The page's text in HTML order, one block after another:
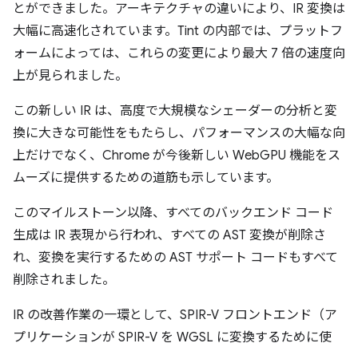
とができました。アーキテクチャの違いにより、IR 変換は
大幅に高速化されています。Tint の内部では、プラットフ
ォームによっては、これらの変更により最大 7 倍の速度向
上が見られました。
この新しい IR は、高度で大規模なシェーダーの分析と変
換に大きな可能性をもたらし、パフォーマンスの大幅な向
上だけでなく、Chrome が今後新しい WebGPU 機能をス
ムーズに提供するための道筋も示しています。
このマイルストーン以降、すべてのバックエンド コード
生成は IR 表現から行われ、すべての AST 変換が削除さ
れ、変換を実行するための AST サポート コードもすべて
削除されました。
IR の改善作業の一環として、SPIR-V フロントエンド（ア
プリケーションが SPIR-V を WGSL に変換するために使